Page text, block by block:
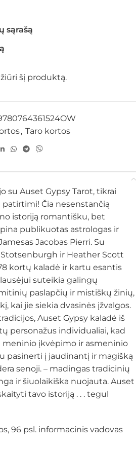
sąrašą
šį produktą.
, Taro kortos
su Auset Gypsy Tarot, tikrai
Čia nesenstančią
istoriją romantišku, bet
publikuotas astrologas ir
Jacobas Pierri. Su
ir Heather Scott
kortų kaladė ir kartu esantis
suteikia galingų
paslapčių ir mistiškų žinių,
kai jie siekia dvasinės įžvalgos.
Auset Gypsy kaladė iš
personažus individualiai, kad
įkvėpimo ir asmeninio
pasinerti į jaudinantį ir magišką
senoji. – madingas tradicinių
ir šiuolaikiška nuojauta. Auset
tavo istoriją . . . tegul
96 psl. informacinis vadovas